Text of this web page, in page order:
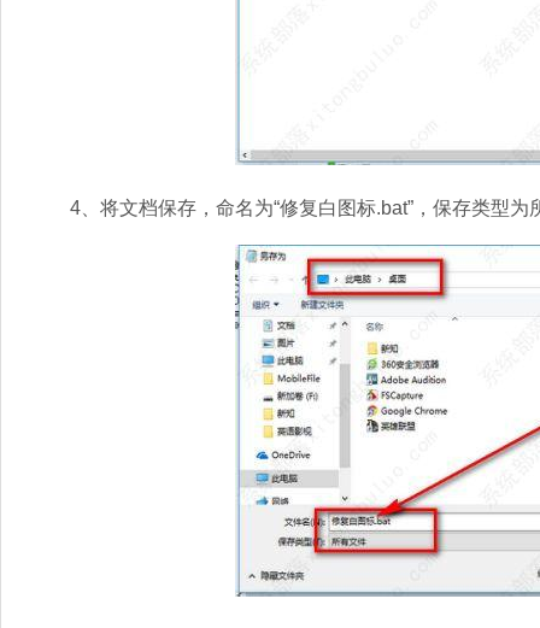
4、将文档保存，命名为“修复白图标.bat”，保存类型为